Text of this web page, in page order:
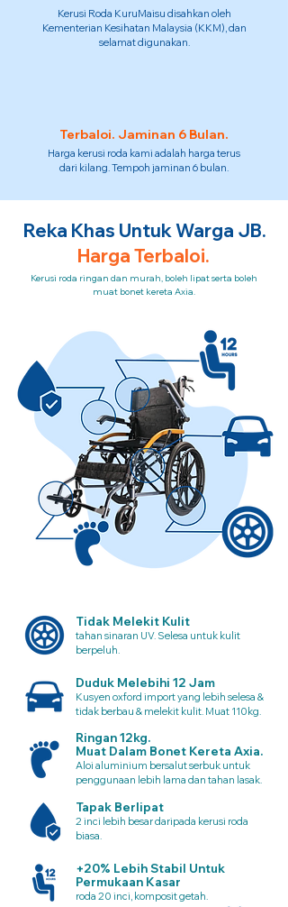
Kerusi Roda KuruMaisu disahkan oleh
Kementerian Kesihatan Malaysia (KKM), dan
selamat digunakan.
Terbaloi. Jaminan 6 Bulan.
Harga kerusi roda kami adalah harga terus
dari kilang. Tempoh jaminan 6 bulan.
Reka Khas Untuk Warga JB.
Harga Terbaloi.
Kerusi roda ringan dan murah, boleh lipat serta boleh
muat bonet kereta Axia.
Tidak Melekit Kulit
tahan sinaran UV. Selesa untuk kulit
berpeluh.
Duduk Melebihi 12 Jam
Kusyen oxford import yang lebih selesa &
tidak berbau & melekit kulit. Muat 110kg.
Ringan 12kg.
Muat Dalam Bonet Kereta Axia.
Aloi aluminium bersalut serbuk untuk
penggunaan lebih lama dan tahan lasak.
Tapak Berlipat
2 inci lebih besar daripada kerusi roda
biasa.
+20% Lebih Stabil Untuk
Permukaan Kasar
roda 20 inci, komposit getah.